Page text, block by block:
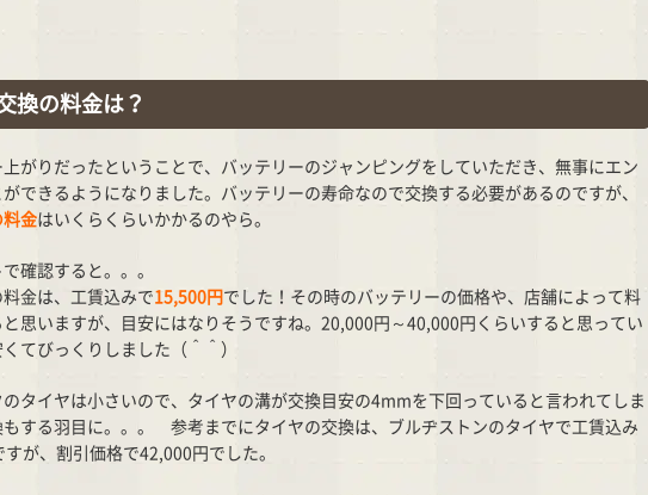
換の料金は？
がりだったということで、バッテリーのジャンピングをしていただき、無事にエン
できるようになりました。バッテリーの寿命なので交換する必要があるのですが、
料金はいくらくらいかかるのやら。
確認すると。。。
金は、工賃込みで15,500円 でした！その時のバッテリーの価格や、店舗によって料
思いますが、目安にはなりそうですね。20,000円～40,000円くらいすると思ってい
てびっくりしました（＾＾）
タイヤは小さいので、タイヤの溝が交換目安の4mmを下回っていると言われてしま
もする羽目に。。。 参考までにタイヤの交換は、ブルヂストンのタイヤで工賃込み
が、割引価格で42,000円でした。